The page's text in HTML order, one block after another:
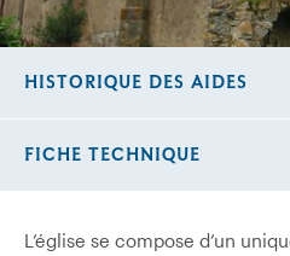
L’église se compose d’un
HISTORIQUE DES AIDES
FICHE TECHNIQUE